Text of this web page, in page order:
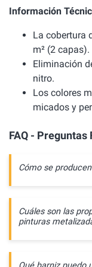
Información
La cobertura
m² (2 capas).
Eliminación
nitro.
Los colores
micados y
FAQ - Preguntas
Cómo se
Cuáles son las
pinturas